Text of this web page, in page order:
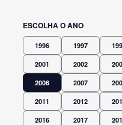
ESCOLHA O ANO
1996 1997
2001 2002
2006 2007
2011 2012
2016 2017